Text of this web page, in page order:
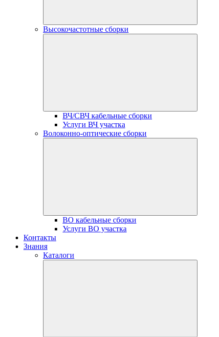
Высокочастотные сборки
ВЧ/СВЧ кабельные сборки
Услуги ВЧ участка
Волоконно-оптические сборки
ВО кабельные сборки
Услуги ВО участка
Контакты
Знания
Каталоги